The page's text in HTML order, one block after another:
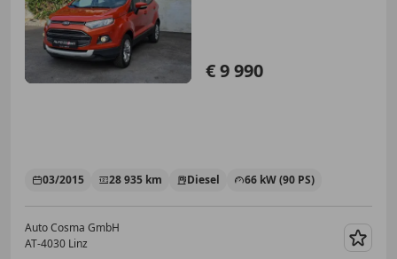
€ 9 990
03/2015 28 935 km Diesel 66 kW (90 PS)
Auto Cosma GmbH
AT-4030 Linz